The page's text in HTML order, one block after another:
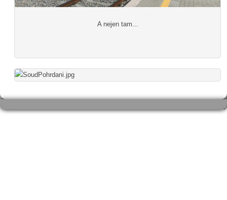
A nejen tam...